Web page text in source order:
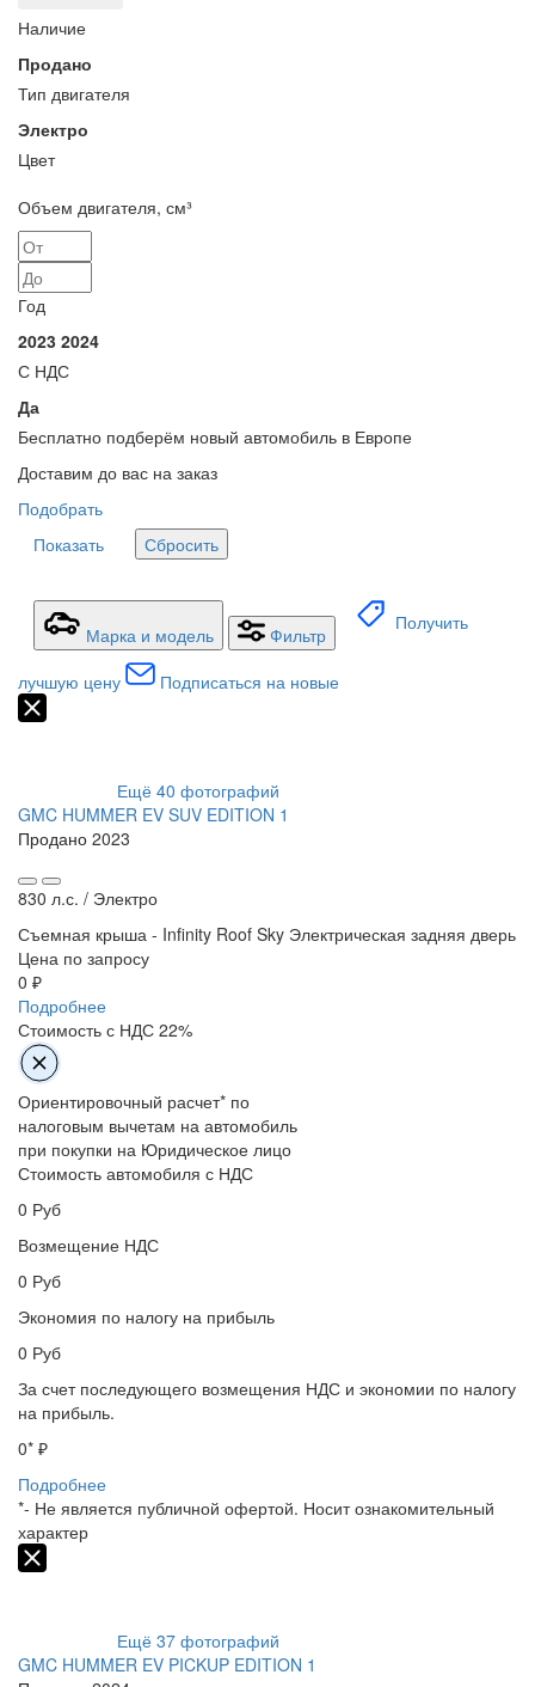
Наличие
Продано
Тип двигателя
Электро
Цвет
Объем двигателя, см³
Год
2023 2024
С НДС
Да
Бесплатно подберём новый автомобиль в Европе
Доставим до вас на заказ
Подобрать
Показать
Сбросить
Марка и модель Фильтр
Получить
лучшую цену Подписаться на новые
Ещё 40 фотографий
GMC HUMMER EV SUV EDITION 1
Продано 2023
830 л.с. / Электро
Съемная крыша - Infinity Roof Sky Электрическая задняя дверь
Цена по запросу
0 ₽
Подробнее
Стоимость с НДС 22%
Ориентировочный расчет* по
налоговым вычетам на автомобиль
при покупки на Юридическое лицо
Стоимость автомобиля с НДС
0 Руб
Возмещение НДС
0 Руб
Экономия по налогу на прибыль
0 Руб
За счет последующего возмещения НДС и экономии по налогу
на прибыль.
0* ₽
Подробнее
*- Не является публичной офертой. Носит ознакомительный
характер
Ещё 37 фотографий
GMC HUMMER EV PICKUP EDITION 1